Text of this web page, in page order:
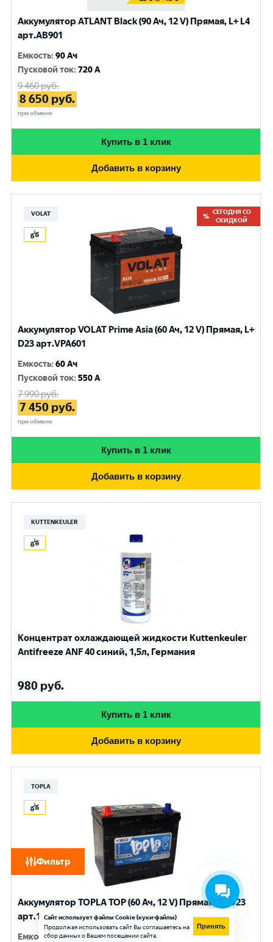
Фильтр
Аккумулятор ATLANT Black (90 Ач, 12 V) Прямая, L+ L4
арт.AB901
Емкость:90 Ач
Пусковой ток:720 A
9 460руб.
8 650 руб.
при обмене
Купить в 1 клик
Добавить в корзину
VOLAT
СЕГОДНЯ СО
СКИДКОЙ
Аккумулятор VOLAT Prime Asia (60 Ач, 12 V) Прямая, L+
D23 арт.VPA601
Емкость:60 Ач
Пусковой ток:550 A
7 990руб.
7 450 руб.
при обмене
Купить в 1 клик
Добавить в корзину
KUTTENKEULER
Концентрат охлаждающей жидкости Kuttenkeuler
Antifreeze ANF 40 синий, 1,5л, Германия
980 руб.
Купить в 1 клик
Добавить в корзину
TOPLA
Аккумулятор TOPLA TOP (60 Ач, 12 V) Прямая, L+ D23
арт.118960
Емкость:60 Ач
Сайт использует файлы Cookie (куки-файлы)
Продолжая использовать сайт Вы соглашаетесь на
сбор данных о Вашем посещении сайта.
Принять